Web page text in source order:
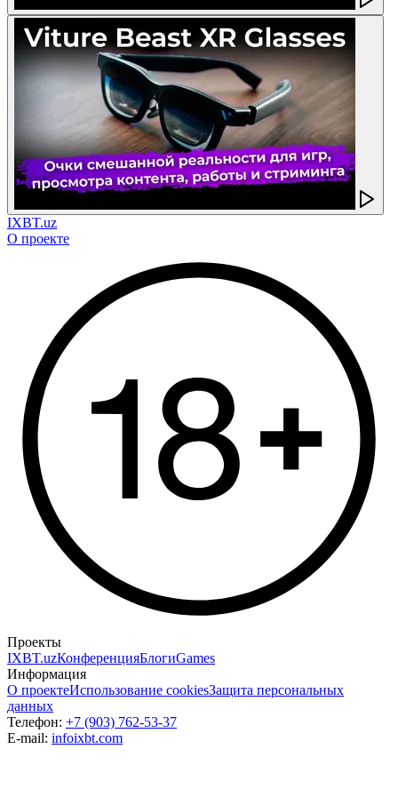
IXBT.uz
О проекте
Проекты
IXBT.uzКонференцияБлогиGames
Информация
О проектеИспользование cookiesЗащита персональных
данных
Телефон: +7 (903) 762-53-37
E-mail: infoixbt.com